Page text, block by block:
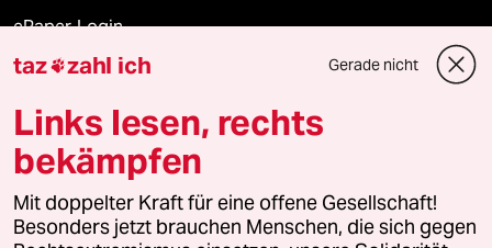
ePaper Login
Downloads für Abonnierende
© 2026 taz Verlags und Vertriebs GmbH
Alle Rechte vorbehalten. Bei rechtlichen Fragen oder für Genehmigungen
wenden Sie sich bitte an
lizenzen@taz.de
taz zahl ich Gerade nicht
Links lesen, rechts
bekämpfen
Mit doppelter Kraft für eine offene Gesellschaft!
Besonders jetzt brauchen Menschen, die sich gegen